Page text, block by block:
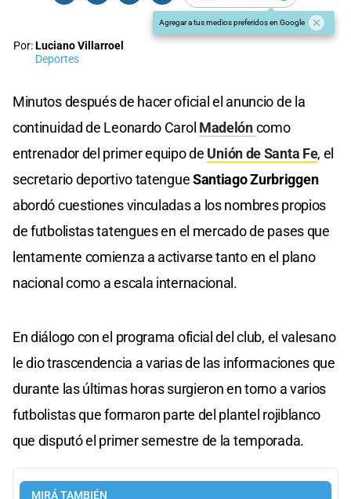
Agregar a tus medios preferidos en Google
Por:Luciano Villarroel
Deportes
Minutos después de hacer oficial el anuncio de la
continuidad de Leonardo Carol Madelóncomo
entrenador del primer equipo de Unión de Santa Fe, el
secretario deportivo tatengueSantiago Zurbriggen
abordó cuestiones vinculadas a los nombres propios
de futbolistas tatengues en el mercado de pases que
lentamente comienza a activarse tanto en el plano
nacional como a escala internacional.
En diálogo con el programa oficial del club, el valesano
le dio trascendencia a varias de las informaciones que
durante las últimas horas surgieron en torno a varios
futbolistas que formaron parte del plantel rojiblanco
que disputó el primer semestre de la temporada.
MIRÁ TAMBIÉN